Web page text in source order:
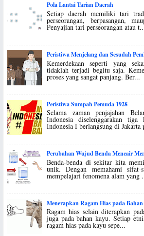
Pola Lantai Tarian Daerah
Setiap daerah memiliki tari
perseorangan, berpasangan,
Penyajian tari perseorangan atau
Peristiwa Menjelang dan Sesudah
Kemerdekaan seperti yang
tidaklah terjadi begitu saja.
proses yang sangat panjang. Ber...
Peristiwa Sumpah Pemuda 1928
Selama zaman penjajahan
Indonesia diselenggarakan
Indonesia I berlangsung di Jakarta
Perubahan Wujud Benda Mencair
Benda-benda di sekitar kita
unik. Dengan memahami
mempelajari fenomena alam yang
Menerapkan Ragam Hias pada
Ragam hias selain diterapkan
juga pada bahan kayu. Setiap
ragam hias pada kayu sepe...